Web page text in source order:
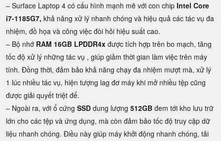
– Surface Laptop 4 có cấu hình mạnh mẽ với con chip Intel Core
i7-1185G7, khả năng xử lý nhanh chóng và hiệu quả các tác vụ đa
nhiệm, đồ họa và công việc đòi hỏi hiệu suất cao.
– Bộ nhớ RAM 16GB LPDDR4x được tích hợp trên bo mạch, tăng
tốc độ xử lý những tác vụ , giúp giảm thời gian làm việc trên máy
tính. Đồng thời, đảm bảo khả năng chạy đa nhiệm mượt mà, xử lý
1 lúc nhiều tác vụ, hiện tượng lag đơ máy khi mở nhiều tệp cũng
được giải quyết triệt để.
– Ngoài ra, với ổ cứng SSD dung lượng 512GB đem tới kho lưu trữ
lớn cho các tệp và ứng dụng, mà còn đảm bảo tốc độ truy cập dữ
liệu nhanh chóng. Điều này giúp máy khởi động nhanh chóng, tải